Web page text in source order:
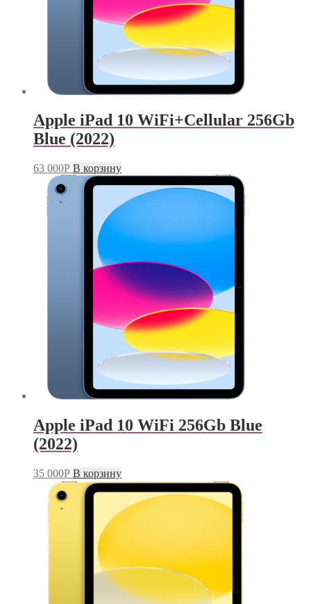
Apple iPad 10 WiFi+Cellular 256Gb
Blue (2022)
63 000Р В корзину
Apple iPad 10 WiFi 256Gb Blue
(2022)
35 000Р В корзину